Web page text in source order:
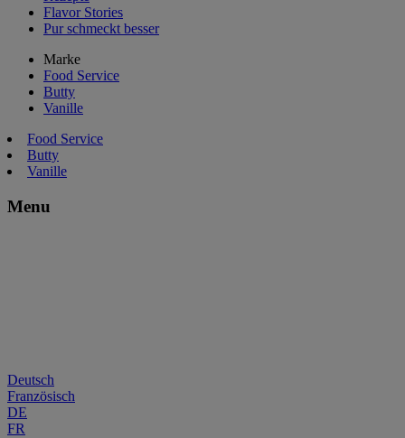
Flavor Stories
Pur schmeckt besser
Marke
Food Service
Butty
Vanille
Food Service
Butty
Vanille
Menu
Deutsch
Französisch
DE
FR